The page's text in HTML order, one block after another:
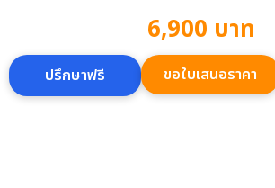
6,900 บาท
ปรึกษาฟรี ขอใบเสนอราคา